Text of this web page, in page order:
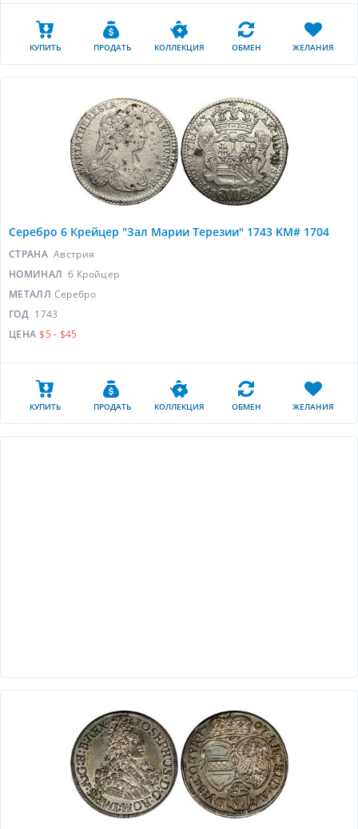
КУПИТЬ ПРОДАТЬ КОЛЛЕКЦИЯ ОБМЕН ЖЕЛАНИЯ
Серебро 6 Крейцер "Зал Марии Терезии" 1743 KM# 1704
СТРАНА Австрия
НОМИНАЛ 6 Кройцер
МЕТАЛЛ Серебро
ГОД 1743
ЦЕНА $5 - $45
КУПИТЬ ПРОДАТЬ КОЛЛЕКЦИЯ ОБМЕН ЖЕЛАНИЯ